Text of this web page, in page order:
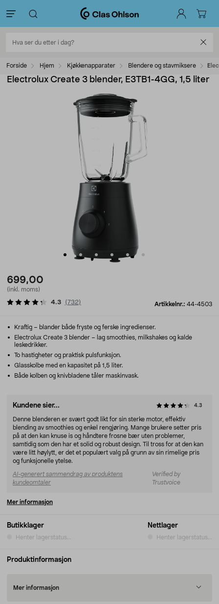
Forside Hjem Kjøkkenapparater Blendere og stavmiksere
Electrolux Create 3 blender, E3TB1-4GG, 1,5 liter
699,00
(inkl. moms)
Artikkelnr.: 44-4503
4.3 (732)
Butikklager
Henter lagerstatus...
Nettlager
Henter lagerstatus...
Kraftig – blander både fryste og ferske ingredienser.
Electrolux Create 3 blender – lag smoothies, milkshakes og kalde
leskedrikker.
To hastigheter og praktisk pulsfunksjon.
Glasskolbe med en kapasitet på 1,5 liter.
Både kolben og knivbladene tåler maskinvask.
Kundene sier... 4.3
Denne blenderen er svært godt likt for sin sterke motor, effektiv
blending av smoothies og enkel rengjøring. Mange brukere setter pris
på at den kan knuse is og håndtere frosne bær uten problemer,
samtidig som den har et solid og robust design. Til tross for at den kan
være litt høylytt, er det et populært valg på grunn av sin rimelige pris
og funksjonelle ytelse.
AI-generert sammendrag av produktens
kundeomtaler
Verified by
Trustvoice
Mer informasjon
Produktinformasjon
Mer informasjon